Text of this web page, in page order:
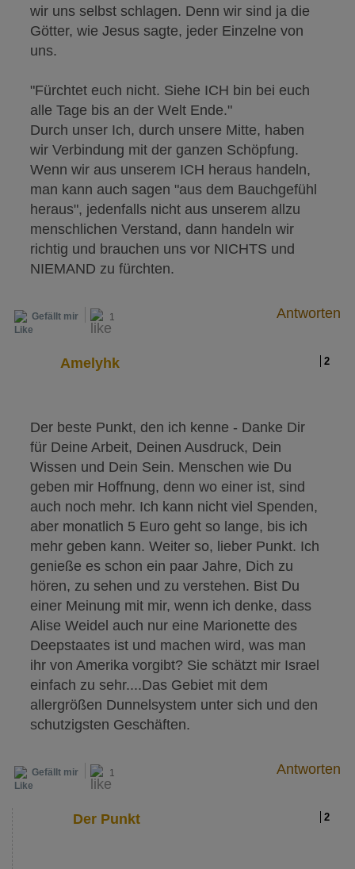
wir uns selbst schlagen. Denn wir sind ja die
Götter, wie Jesus sagte, jeder Einzelne von
uns.
"Fürchtet euch nicht. Siehe ICH bin bei euch
alle Tage bis an der Welt Ende."
Durch unser Ich, durch unsere Mitte, haben
wir Verbindung mit der ganzen Schöpfung.
Wenn wir aus unserem ICH heraus handeln,
man kann auch sagen "aus dem Bauchgefühl
heraus", jedenfalls nicht aus unserem allzu
menschlichen Verstand, dann handeln wir
richtig und brauchen uns vor NICHTS und
NIEMAND zu fürchten.
Gefällt mir 1 Antworten
2
Amelyhk
Der beste Punkt, den ich kenne - Danke Dir
für Deine Arbeit, Deinen Ausdruck, Dein
Wissen und Dein Sein. Menschen wie Du
geben mir Hoffnung, denn wo einer ist, sind
auch noch mehr. Ich kann nicht viel Spenden,
aber monatlich 5 Euro geht so lange, bis ich
mehr geben kann. Weiter so, lieber Punkt. Ich
genieße es schon ein paar Jahre, Dich zu
hören, zu sehen und zu verstehen. Bist Du
einer Meinung mit mir, wenn ich denke, dass
Alise Weidel auch nur eine Marionette des
Deepstaates ist und machen wird, was man
ihr von Amerika vorgibt? Sie schätzt mir Israel
einfach zu sehr....Das Gebiet mit dem
allergrößen Dunnelsystem unter sich und den
schutzigsten Geschäften.
Gefällt mir 1 Antworten
2
Der Punkt